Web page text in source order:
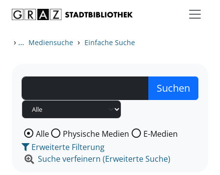
› ... Mediensuche › Einfache Suche
Wählen Sie die Medienart nach der Sie suchen wollen.
Alle Physische Medien
E-Medien
Erweiterte Filterung
Suche verfeinern (Erweiterte Suche)